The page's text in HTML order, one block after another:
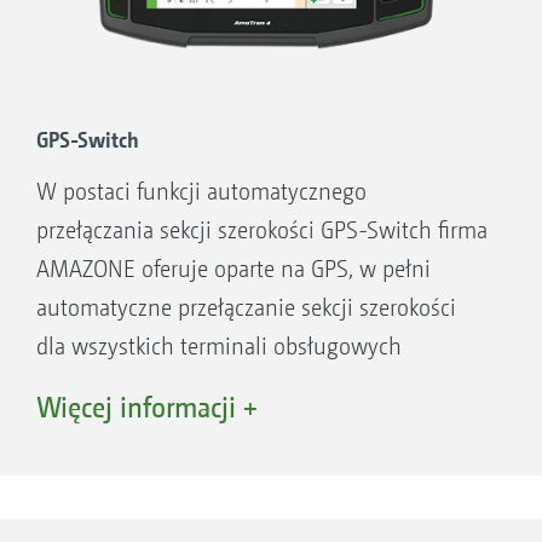
* Wartości zależne od struktury pól, szerokości
powierzchni, szerokości roboczej i liczby sekcji
szerokości – przyczynia się do znacznych
z dotychczas popularną techniką ochrony
GPS-Switch
W postaci funkcji automatycznego
przełączania sekcji szerokości GPS-Switch firma
AMAZONE oferuje oparte na GPS, w pełni
automatyczne przełączanie sekcji szerokości
dla wszystkich terminali obsługowych
opryskiwaczy polowych lub siewników
Więcej informacji +